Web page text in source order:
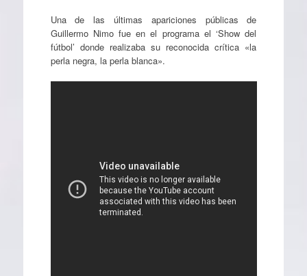
Una de las últimas apariciones públicas de
Guillermo Nimo fue en el programa el ‘Show del
fútbol’ donde realizaba su reconocida crítica «la
perla negra, la perla blanca».